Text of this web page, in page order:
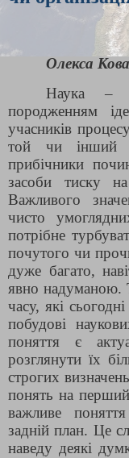
Олекса
Наука –
породженням
учасників
той чи інший
прибічники
засоби тиску
Важливого
чисто
потрібне
почутого чи
дуже багато,
явно надуманою.
часу, які
побудові
поняття є
розглянути їх
строгих
понять на
важливе
задній план. Це
наведу деякі